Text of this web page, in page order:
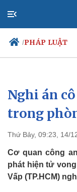
/PHÁP LUẬT
Chính trị
Tổ chức nhân sự
Nhận diện sự thật
Nghi án
trong
Thứ Bảy, 09:23, 14/
Cơ quan công
phát hiện tử
Vấp (TP.HCM)